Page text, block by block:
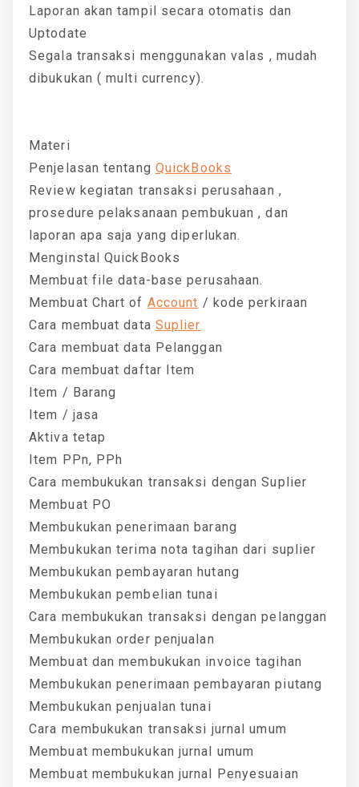
Laporan akan tampil secara otomatis dan
Uptodate
Segala transaksi menggunakan valas , mudah
dibukukan ( multi currency).
Materi
Penjelasan tentang QuickBooks
Review kegiatan transaksi perusahaan ,
prosedure pelaksanaan pembukuan , dan
laporan apa saja yang diperlukan.
Menginstal QuickBooks
Membuat file data-base perusahaan.
Membuat Chart of Account / kode perkiraan
Cara membuat data Suplier
Cara membuat data Pelanggan
Cara membuat daftar Item
Item / Barang
Item / jasa
Aktiva tetap
Item PPn, PPh
Cara membukukan transaksi dengan Suplier
Membuat PO
Membukukan penerimaan barang
Membukukan terima nota tagihan dari suplier
Membukukan pembayaran hutang
Membukukan pembelian tunai
Cara membukukan transaksi dengan pelanggan
Membukukan order penjualan
Membuat dan membukukan invoice tagihan
Membukukan penerimaan pembayaran piutang
Membukukan penjualan tunai
Cara membukukan transaksi jurnal umum
Membuat membukukan jurnal umum
Membuat membukukan jurnal Penyesuaian